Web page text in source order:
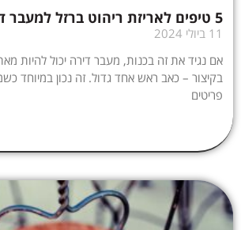
5 טיפים לאריזת ריהוט ברזל למעבר דירה בקלות
11 ביולי 2024
אם נגיד את זה בכנות, מעבר דירה יכול להיות
בקיצור – כאב ראש אחד גדול. זה נכון במיוחד
פריטים